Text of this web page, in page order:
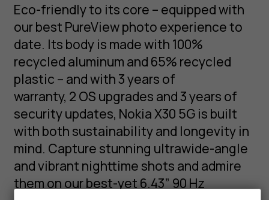
Eco-friendly to its core – equipped with
our best PureView photo experience to
date. Its body is made with 100%
recycled aluminum and 65% recycled
plastic – and with 3 years of
warranty, 2 OS upgrades and 3 years of
security updates, Nokia X30 5G is built
with both sustainability and longevity in
mind. Capture stunning ultrawide-angle
and vibrant nighttime shots and admire
them on our best-yet 6.43” 90 Hz